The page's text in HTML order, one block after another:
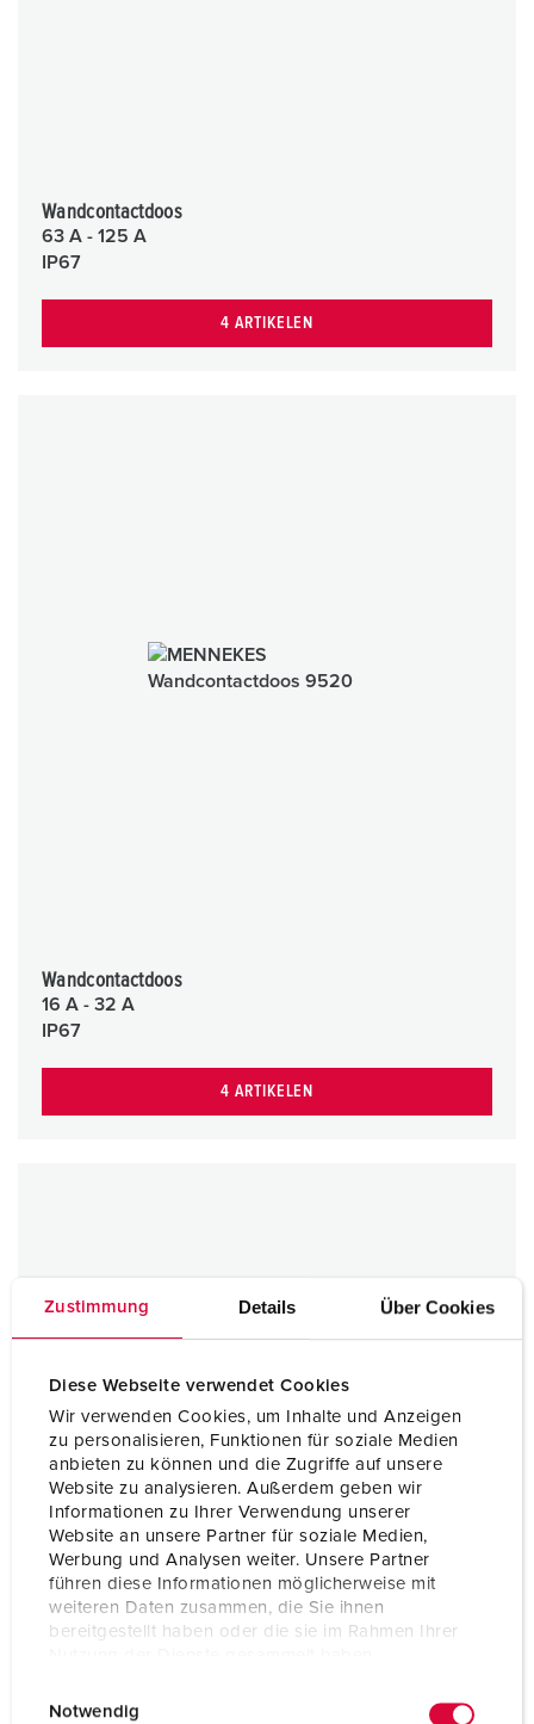
Zustimmung Details Über Cookies
Diese Webseite verwendet Cookies
Wir verwenden Cookies, um Inhalte und Anzeigen
zu personalisieren, Funktionen für soziale Medien
anbieten zu können und die Zugriffe auf unsere
Website zu analysieren. Außerdem geben wir
Informationen zu Ihrer Verwendung unserer
Website an unsere Partner für soziale Medien,
Werbung und Analysen weiter. Unsere Partner
führen diese Informationen möglicherweise mit
weiteren Daten zusammen, die Sie ihnen
bereitgestellt haben oder die sie im Rahmen Ihrer
Notwendig
Wandcontactdoos
63 A - 125 A
IP67
4 ARTIKELEN
Wandcontactdoos
16 A - 32 A
IP67
4 ARTIKELEN